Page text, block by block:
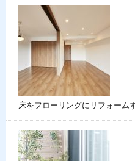
床をフローリングにリフォーム